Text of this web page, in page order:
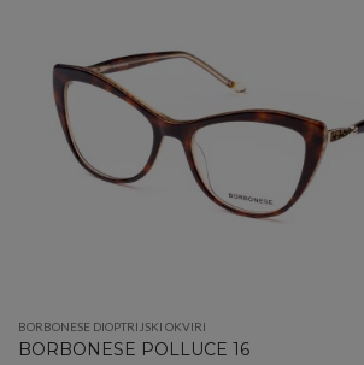
BORBONESE DIOPTRIJSKI OKVIRI
BORBONESE POLLUCE 16